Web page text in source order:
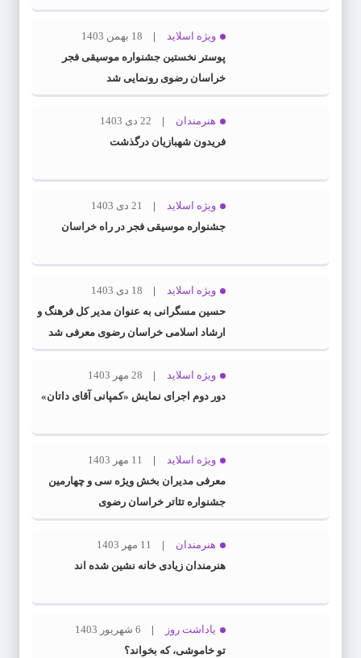
ویژه اسلاید
18 بهمن 1403
پوستر نخستین جشنواره موسیقی فجر
خراسان رضوی رونمایی شد
هنرمندان
22 دی 1403
فریدون شهبازیان درگذشت
ویژه اسلاید
21 دی 1403
جشنواره موسیقی فجر در راه خراسان
ویژه اسلاید
18 دی 1403
حسین مسگرانی به عنوان مدیر کل فرهنگ و
ارشاد اسلامی خراسان رضوی معرفی شد
ویژه اسلاید
28 مهر 1403
دور دوم اجرای نمایش «کمپانی آقای داتان»
ویژه اسلاید
11 مهر 1403
معرفی مدیران بخش ویژه سی و چهارمین
جشنواره تئاتر خراسان رضوی
هنرمندان
11 مهر 1403
هنرمندان زیادی خانه نشین شده اند
یاداشت روز
6 شهریور 1403
تو خاموشی، که بخواند؟